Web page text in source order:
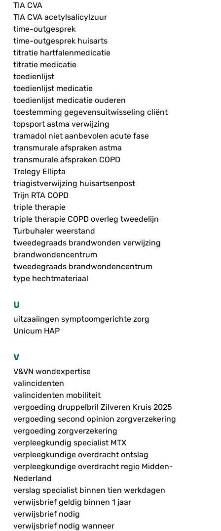
TIA CVA
TIA CVA acetylsalicylzuur
time-outgesprek
time-outgesprek huisarts
titratie hartfalenmedicatie
titratie medicatie
toedienlijst
toedienlijst medicatie
toedienlijst medicatie ouderen
toestemming gegevensuitwisseling cliënt
topsport astma verwijzing
tramadol niet aanbevolen acute fase
transmurale afspraken astma
transmurale afspraken COPD
Trelegy Ellipta
triagistverwijzing huisartsenpost
Trijn RTA COPD
triple therapie
triple therapie COPD overleg tweedelijn
Turbuhaler weerstand
tweedegraads brandwonden verwijzing
brandwondencentrum
tweedegraads brandwondencentrum
type hechtmateriaal
U
uitzaaiingen symptoomgerichte zorg
Unicum HAP
V
V&VN wondexpertise
valincidenten
valincidenten mobiliteit
vergoeding druppelbril Zilveren Kruis 2025
vergoeding second opinion zorgverzekering
vergoeding zorgverzekering
verpleegkundig specialist MTX
verpleegkundige overdracht ontslag
verpleegkundige overdracht regio Midden-
Nederland
verslag specialist binnen tien werkdagen
verwijsbrief geldig binnen 1 jaar
verwijsbrief nodig
verwijsbrief nodig wanneer